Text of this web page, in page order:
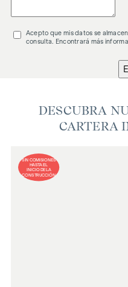
Acepto que mis datos se
consulta. Encontrará más
DESCUBRA
CARTERA
SIN COMISIONES
HASTA EL
INICIO DE LA
CONSTRUCCIÓN